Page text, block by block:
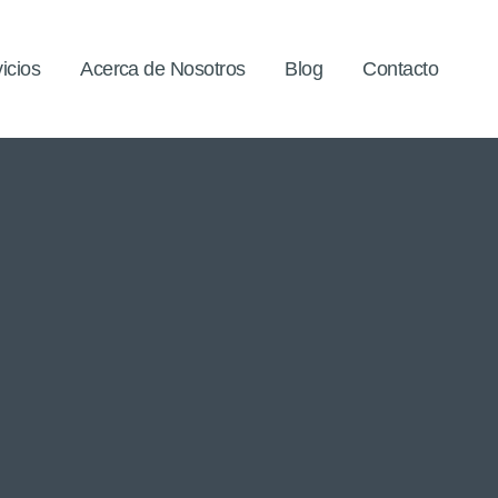
Acerca de Nosotros Blog Contacto